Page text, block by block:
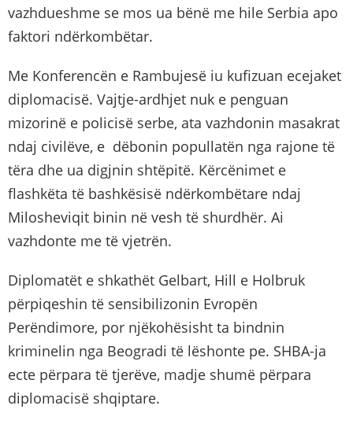
vazhdueshme se mos ua bënë me hile Serbia apo
faktori ndërkombëtar.
Me Konferencën e Rambujesë iu kufizuan ecejaket
diplomacisë. Vajtje-ardhjet nuk e penguan
mizorinë e policisë serbe, ata vazhdonin masakrat
ndaj civilëve, e dëbonin popullatën nga rajone të
tëra dhe ua digjnin shtëpitë. Kërcënimet e
flashkëta të bashkësisë ndërkombëtare ndaj
Milosheviqit binin në vesh të shurdhër. Ai
vazhdonte me të vjetrën.
Diplomatët e shkathët Gelbart, Hill e Holbruk
përpiqeshin të sensibilizonin Evropën
Perëndimore, por njëkohësisht ta bindnin
kriminelin nga Beogradi të lëshonte pe. SHBA-ja
ecte përpara të tjerëve, madje shumë përpara
diplomacisë shqiptare.